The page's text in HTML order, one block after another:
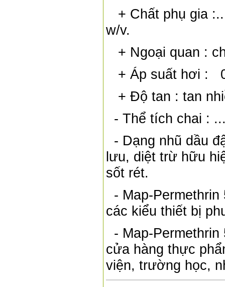
+ Chất phụ gia
w/v.
+ Ngoại quan :
+ Áp suất hơi :
+ Độ tan : tan
- Thể tích chai :
- Dạng nhũ dầu
lưu, diệt trừ hữu
sốt rét.
- Map-
các kiểu thiết bị
- Map-
cửa hàng thực
viện, trường học,